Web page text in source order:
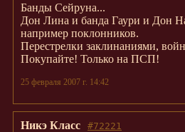
Банды Сейруна...
Дон Лина и банда Гаури и Дон
например поклонников.
Перестрелки заклинаниями,
Покупайте! Только на ПСП!
25 февраля 2007 г. 14:42
#72221
Никэ Класс